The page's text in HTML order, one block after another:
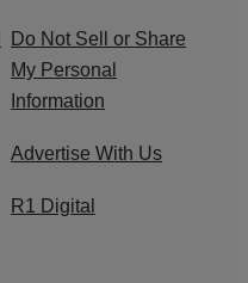
Do Not Sell or Share
My Personal
Information
Advertise With Us
R1 Digital